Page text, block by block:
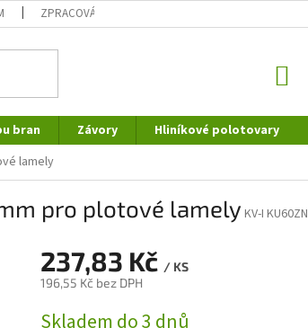
ZPRACOVÁNÍ OSOBNÍCH ÚDAJŮ
bran Závory
Hliníkové polotovary
lamely
pro plotové lamely KV-I KU60ZN
237,83 Kč / KS
196,55 Kč bez DPH
Skladem do 3 dnů